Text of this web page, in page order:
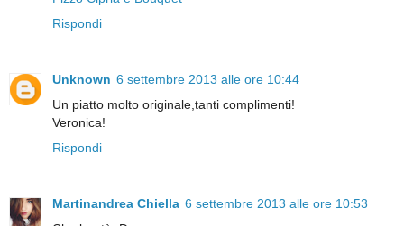
Rispondi
Unknown 6 settembre 2013 alle ore 10:44
Un piatto molto originale,tanti complimenti!
Veronica!
Rispondi
Martinandrea Chiella 6 settembre 2013 alle ore 10:53